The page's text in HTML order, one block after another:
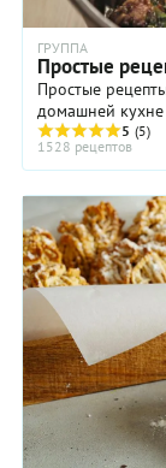
ГРУППА
Простые
Простые
домашней кухне
5 (5)
1528 рецептов